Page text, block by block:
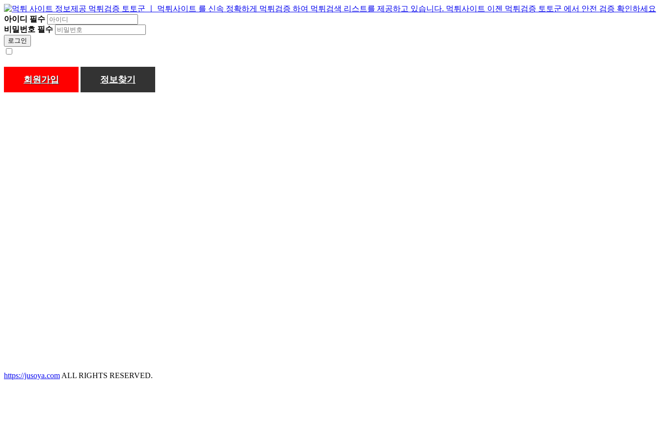
아이디 필수
비밀번호 필수
로그인
회원가입 정보찾기
https://jusoya.com ALL RIGHTS RESERVED.